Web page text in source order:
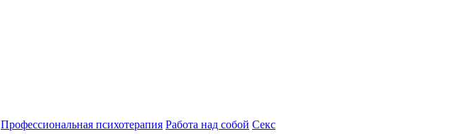
Профессиональная психотерапия Работа над собой Секс